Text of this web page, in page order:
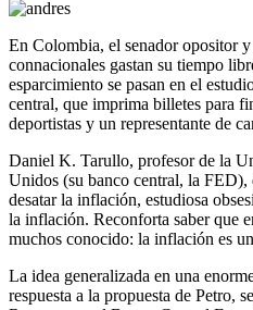
En Colombia, el senador opositor
connacionales gastan su tiempo
esparcimiento se pasan en el
central, que imprima billetes para
deportistas y un representante de
Daniel K. Tarullo, profesor de la
Unidos (su banco central, la FED),
desatar la inflación, estudiosa
la inflación. Reconforta saber que
muchos conocido: la inflación es
La idea generalizada en una
respuesta a la propuesta de Petro,